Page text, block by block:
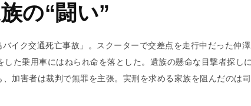
の“闘い”
イク交通死亡事故」。スクーターで交差点を走行中だった仲
した乗用車にはねられ命を落とした。遺族の懸命な目撃者探し
加害者は裁判で無罪を主張。実刑を求める家族を阻んだのは